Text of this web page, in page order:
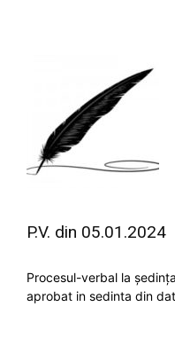
P.V. din 05.01.2024
Procesul-verbal la
aprobat in sedinta din